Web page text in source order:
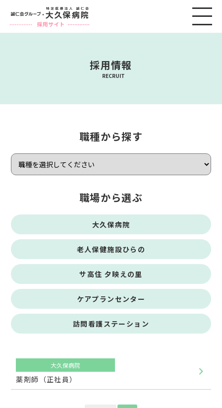
採用情報
RECRUIT
職種から探す
職場から選ぶ
大久保病院
老人保健施設ひらの
サ高住 夕映えの里
ケアプランセンター
訪問看護ステーション
大久保病院
薬剤師（正社員）